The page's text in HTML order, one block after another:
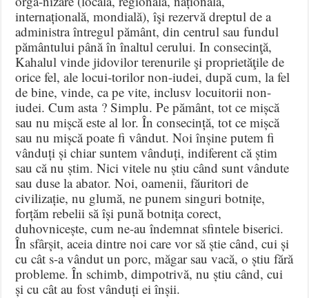
internațională, mondială), îşi rezervă dreptul de a
administra întregul pământ, din centrul sau fundul
pământului până în înaltul cerului. In consecinţă,
Kahalul vinde jidovilor terenurile şi proprietăţile de
orice fel, ale locui-torilor non-iudei, după cum, la fel
de bine, vinde, ca pe vite, inclusv locuitorii non-
iudei. Cum asta ? Simplu. Pe pământ, tot ce mișcă
sau nu mișcă este al lor. În consecință, tot ce mișcă
sau nu mișcă poate fi vândut. Noi înșine putem fi
vânduți și chiar suntem vânduți, indiferent că știm
sau că nu știm. Nici vitele nu știu când sunt vândute
sau duse la abator. Noi, oamenii, făuritori de
civilizație, nu glumă, ne punem singuri botnițe,
forțăm rebelii să își pună botnița corect,
duhovnicește, cum ne-au îndemnat sfintele biserici.
În sfârșit, aceia dintre noi care vor să știe când, cui și
cu cât s-a vândut un porc, măgar sau vacă, o știu fără
probleme. În schimb, dimpotrivă, nu știu când, cui
și cu cât au fost vânduți ei înșii.